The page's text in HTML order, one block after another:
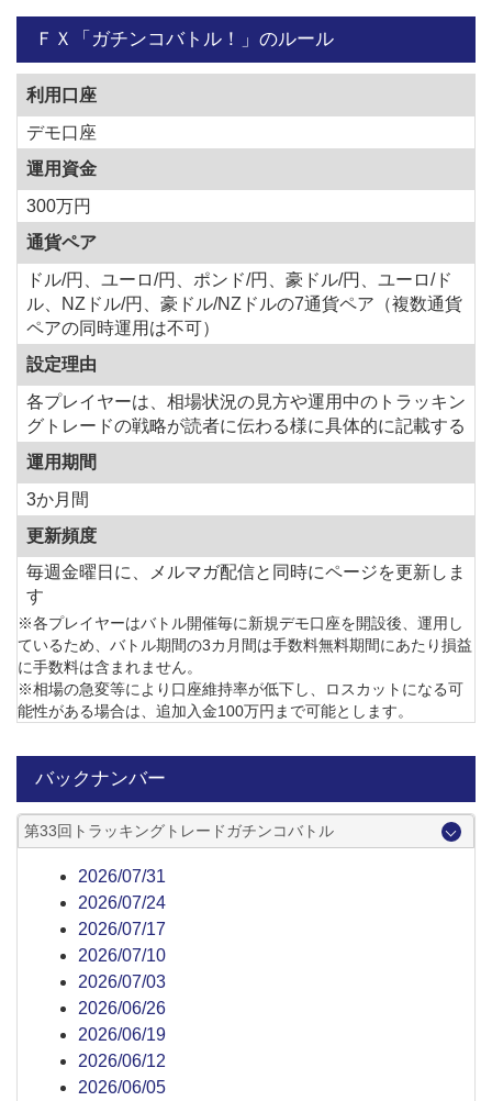
ＦＸ「ガチンコバトル！」のルール
利用口座
デモ口座
運用資金
300万円
通貨ペア
ドル/円、ユーロ/円、ポンド/円、豪ドル/円、ユーロ/ド
ル、NZドル/円、豪ドル/NZドルの7通貨ペア（複数通貨
ペアの同時運用は不可）
設定理由
各プレイヤーは、相場状況の見方や運用中のトラッキン
グトレードの戦略が読者に伝わる様に具体的に記載する
運用期間
3か月間
更新頻度
毎週金曜日に、メルマガ配信と同時にページを更新しま
す
※各プレイヤーはバトル開催毎に新規デモ口座を開設後、運用し
ているため、バトル期間の3カ月間は手数料無料期間にあたり損益
に手数料は含まれません。
※相場の急変等により口座維持率が低下し、ロスカットになる可
能性がある場合は、追加入金100万円まで可能とします。
バックナンバー
第33回トラッキングトレードガチンコバトル
2026/07/31
2026/07/24
2026/07/17
2026/07/10
2026/07/03
2026/06/26
2026/06/19
2026/06/12
2026/06/05